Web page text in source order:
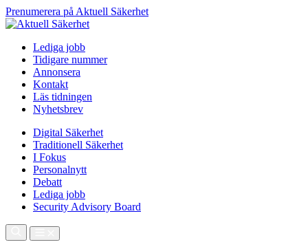
Prenumerera på Aktuell Säkerhet
Lediga jobb
Tidigare nummer
Annonsera
Kontakt
Läs tidningen
Nyhetsbrev
Digital Säkerhet
Traditionell Säkerhet
I Fokus
Personalnytt
Debatt
Lediga jobb
Security Advisory Board